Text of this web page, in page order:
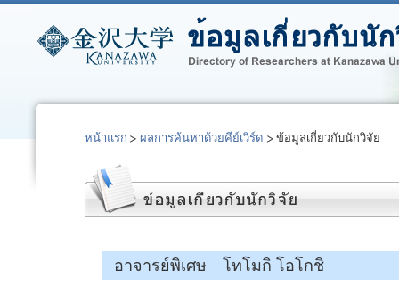
หน้าแรก ผลการค้นหาด้วยคีย์เวิร์ด ข้อมูลเกี่ยวกับนักวิจัย
อาจารย์พิเศษ โทโมกิ โอโกชิ